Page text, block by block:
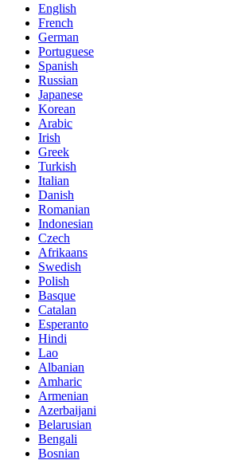
English
French
German
Portuguese
Spanish
Russian
Japanese
Korean
Arabic
Irish
Greek
Turkish
Italian
Danish
Romanian
Indonesian
Czech
Afrikaans
Swedish
Polish
Basque
Catalan
Esperanto
Hindi
Lao
Albanian
Amharic
Armenian
Azerbaijani
Belarusian
Bengali
Bosnian